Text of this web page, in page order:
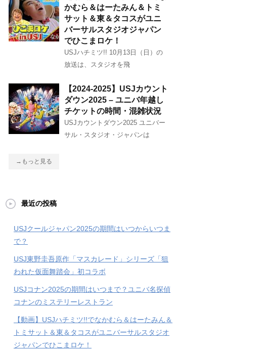
かむら＆はーたみん＆トミ
サット＆東＆タコスがユニ
バーサルスタジオジャパン
でひこまロケ！
USJハチミツ!! 10月13日（日）の
放送は、スタジオを飛
【2024-2025】USJカウント
ダウン2025 – ユニバ年越し
チケットの時間・混雑状況
USJカウントダウン2025 ユニバー
サル・スタジオ・ジャパンは
→もっと見る
最近の投稿
USJクールジャパン2025の期間はいつからいつま
で？
USJ東野圭吾原作「マスカレード」シリーズ「狙
われた仮面舞踏会」初コラボ
USJコナン2025の期間はいつまで？ユニバ名探偵
コナンのミステリーレストラン
【動画】USJハチミツ!!でなかむら＆はーたみん＆
トミサット＆東＆タコスがユニバーサルスタジオ
ジャパンでひこまロケ！